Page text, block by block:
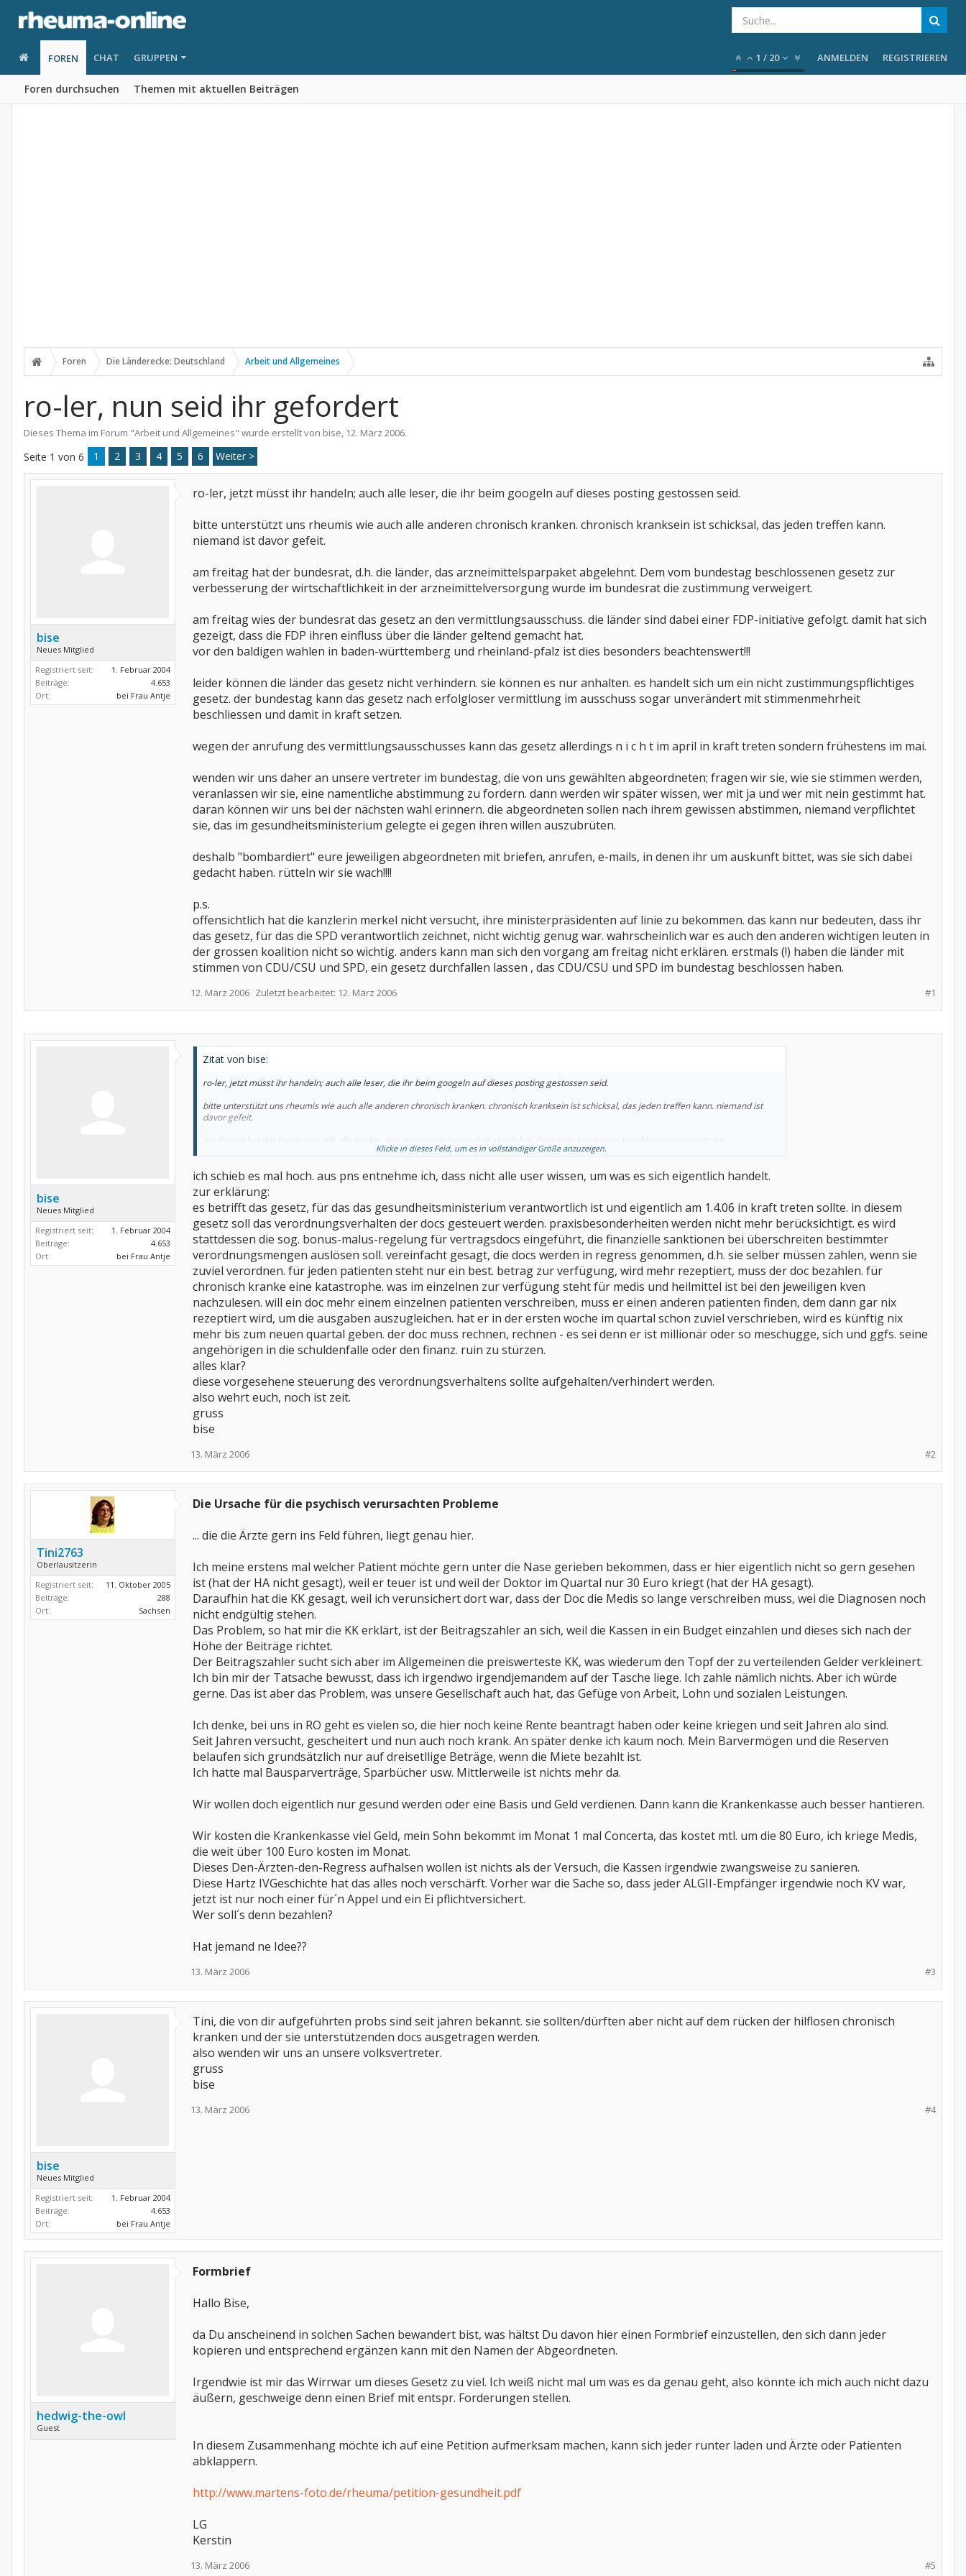
FOREN
Foren durchsuchen Themen mit aktuellen Beiträgen
CHAT GRUPPEN 1 / 20 ANMELDEN REGISTRIEREN
Foren Die Länderecke: Deutschland Arbeit und Allgemeines
ro-ler, nun seid ihr gefordert
Dieses Thema im Forum "Arbeit und Allgemeines" wurde erstellt von bise, 12. März 2006.
Seite 1 von 6 1 2 3 4 5 6 Weiter >
bise
Neues Mitglied
Registriert seit:
1. Februar 2004
Beiträge:
4.653
Ort:
bei Frau Antje
ro-ler, jetzt müsst ihr handeln; auch alle leser, die ihr beim googeln auf dieses posting gestossen seid.
bitte unterstützt uns rheumis wie auch alle anderen chronisch kranken. chronisch kranksein ist schicksal, das jeden treffen kann.
niemand ist davor gefeit.
am freitag hat der bundesrat, d.h. die länder, das arzneimittelsparpaket abgelehnt. Dem vom bundestag beschlossenen gesetz zur
verbesserung der wirtschaftlichkeit in der arzneimittelversorgung wurde im bundesrat die zustimmung verweigert.
am freitag wies der bundesrat das gesetz an den vermittlungsausschuss. die länder sind dabei einer FDP-initiative gefolgt. damit hat sich
gezeigt, dass die FDP ihren einfluss über die länder geltend gemacht hat.
vor den baldigen wahlen in baden-württemberg und rheinland-pfalz ist dies besonders beachtenswert!!!
leider können die länder das gesetz nicht verhindern. sie können es nur anhalten. es handelt sich um ein nicht zustimmungspflichtiges
gesetz. der bundestag kann das gesetz nach erfolgloser vermittlung im ausschuss sogar unverändert mit stimmenmehrheit
beschliessen und damit in kraft setzen.
wegen der anrufung des vermittlungsausschusses kann das gesetz allerdings n i c h t im april in kraft treten sondern frühestens im mai.
wenden wir uns daher an unsere vertreter im bundestag, die von uns gewählten abgeordneten; fragen wir sie, wie sie stimmen werden,
veranlassen wir sie, eine namentliche abstimmung zu fordern. dann werden wir später wissen, wer mit ja und wer mit nein gestimmt hat.
daran können wir uns bei der nächsten wahl erinnern. die abgeordneten sollen nach ihrem gewissen abstimmen, niemand verpflichtet
sie, das im gesundheitsministerium gelegte ei gegen ihren willen auszubrüten.
deshalb "bombardiert" eure jeweiligen abgeordneten mit briefen, anrufen, e-mails, in denen ihr um auskunft bittet, was sie sich dabei
gedacht haben. rütteln wir sie wach!!!!
p.s.
offensichtlich hat die kanzlerin merkel nicht versucht, ihre ministerpräsidenten auf linie zu bekommen. das kann nur bedeuten, dass ihr
das gesetz, für das die SPD verantwortlich zeichnet, nicht wichtig genug war. wahrscheinlich war es auch den anderen wichtigen leuten in
der grossen koalition nicht so wichtig. anders kann man sich den vorgang am freitag nicht erklären. erstmals (!) haben die länder mit
stimmen von CDU/CSU und SPD, ein gesetz durchfallen lassen , das CDU/CSU und SPD im bundestag beschlossen haben.
#1
12. März 2006 Zuletzt bearbeitet: 12. März 2006
bise
Neues Mitglied
Registriert seit:
1. Februar 2004
Beiträge:
4.653
Ort:
bei Frau Antje
Zitat von bise:
ro-ler, jetzt müsst ihr handeln; auch alle leser, die ihr beim googeln auf dieses posting gestossen seid.
bitte unterstützt uns rheumis wie auch alle anderen chronisch kranken. chronisch kranksein ist schicksal, das jeden treffen kann. niemand ist
davor gefeit.
am freitag hat der bundesrat, d.h. die länder, das arzneimittelsparpaket abgelehnt. Dem vom bundestag beschlossenen gesetz zur
verbesserung der wirtschaftlichkeit in der arzneimittelversorgung wurde im bundesrat die zustimmung verweigert.
am freitag wies der bundesrat das gesetz an den vermittlungsausschuss. die länder sind dabei einer FDP-initiative gefolgt. damit hat sich
gezeigt, dass die FDP ihren einfluss über die länder geltend gemacht hat.
vor den baldigen wahlen in baden-württemberg und rheinland-pfalz ist dies besonders beachtenswert!!!
leider können die länder das gesetz nicht verhindern. sie können es nur anhalten. es handelt sich um ein nicht zustimmungspflichtiges gesetz.
der bundestag kann das gesetz nach erfolgloser vermittlung im ausschuss sogar unverändert mit stimmenmehrheit beschliessen und damit in
kraft setzen.
wegen der anrufung des vermittlungsausschusses kann das gesetz allerdings n i c h t im april in kraft treten sondern frühestens im mai.
wenden wir uns daher an unsere vertreter im bundestag, die von uns gewählten abgeordneten; fragen wir sie, wie sie stimmen werden,
veranlassen wir sie, eine namentliche abstimmung zu fordern. dann werden wir später wissen, wer mit ja und wer mit nein gestimmt hat. daran
können wir uns bei der nächsten wahl erinnern. die abgeordneten sollen nach ihrem gewissen abstimmen, niemand verpflichtet sie, das im
gesundheitsministerium gelegte ei gegen ihren willen auszubrüten.
deshalb "bombardiert" eure jeweiligen abgeordneten mit briefen, anrufen, e-mails, in denen ihr um auskunft bittet, was sie sich dabei gedacht
haben. rütteln wir sie wach!!!!
p.s.
offensichtlich hat die kanzlerin merkel nicht versucht, ihre ministerpräsidenten auf linie zu bekommen. das kann nur bedeuten, dass ihr das
gesetz, für das die SPD verantwortlich zeichnet, nicht wichtig genug war. wahrscheinlich war es auch den anderen wichtigen leuten in der
grossen koalition nicht so wichtig. anders kann man sich den vorgang am freitag nicht erklären. erstmals (!) haben die länder mit stimmen von
CDU/CSU und SPD, ein gesetz durchfallen lassen , das CDU/CSU und SPD im bundestag beschlossen haben.
Klicke in dieses Feld, um es in vollständiger Größe anzuzeigen.
ich schieb es mal hoch. aus pns entnehme ich, dass nicht alle user wissen, um was es sich eigentlich handelt.
zur erklärung:
es betrifft das gesetz, für das das gesundheitsministerium verantwortlich ist und eigentlich am 1.4.06 in kraft treten sollte. in diesem
gesetz soll das verordnungsverhalten der docs gesteuert werden. praxisbesonderheiten werden nicht mehr berücksichtigt. es wird
stattdessen die sog. bonus-malus-regelung für vertragsdocs eingeführt, die finanzielle sanktionen bei überschreiten bestimmter
verordnungsmengen auslösen soll. vereinfacht gesagt, die docs werden in regress genommen, d.h. sie selber müssen zahlen, wenn sie
zuviel verordnen. für jeden patienten steht nur ein best. betrag zur verfügung, wird mehr rezeptiert, muss der doc bezahlen. für
chronisch kranke eine katastrophe. was im einzelnen zur verfügung steht für medis und heilmittel ist bei den jeweiligen kven
nachzulesen. will ein doc mehr einem einzelnen patienten verschreiben, muss er einen anderen patienten finden, dem dann gar nix
rezeptiert wird, um die ausgaben auszugleichen. hat er in der ersten woche im quartal schon zuviel verschrieben, wird es künftig nix
mehr bis zum neuen quartal geben. der doc muss rechnen, rechnen - es sei denn er ist millionär oder so meschugge, sich und ggfs. seine
angehörigen in die schuldenfalle oder den finanz. ruin zu stürzen.
alles klar?
diese vorgesehene steuerung des verordnungsverhaltens sollte aufgehalten/verhindert werden.
also wehrt euch, noch ist zeit.
gruss
bise
#2
13. März 2006
Tini2763
Oberlausitzerin
Registriert seit:
11. Oktober 2005
Beiträge:
288
Ort:
Sachsen
Die Ursache für die psychisch verursachten Probleme
... die die Ärzte gern ins Feld führen, liegt genau hier.
Ich meine erstens mal welcher Patient möchte gern unter die Nase gerieben bekommen, dass er hier eigentlich nicht so gern gesehen
ist (hat der HA nicht gesagt), weil er teuer ist und weil der Doktor im Quartal nur 30 Euro kriegt (hat der HA gesagt).
Daraufhin hat die KK gesagt, weil ich verunsichert dort war, dass der Doc die Medis so lange verschreiben muss, wei die Diagnosen noch
nicht endgültig stehen.
Das Problem, so hat mir die KK erklärt, ist der Beitragszahler an sich, weil die Kassen in ein Budget einzahlen und dieses sich nach der
Höhe der Beiträge richtet.
Der Beitragszahler sucht sich aber im Allgemeinen die preiswerteste KK, was wiederum den Topf der zu verteilenden Gelder verkleinert.
Ich bin mir der Tatsache bewusst, dass ich irgendwo irgendjemandem auf der Tasche liege. Ich zahle nämlich nichts. Aber ich würde
gerne. Das ist aber das Problem, was unsere Gesellschaft auch hat, das Gefüge von Arbeit, Lohn und sozialen Leistungen.
Ich denke, bei uns in RO geht es vielen so, die hier noch keine Rente beantragt haben oder keine kriegen und seit Jahren alo sind.
Seit Jahren versucht, gescheitert und nun auch noch krank. An später denke ich kaum noch. Mein Barvermögen und die Reserven
belaufen sich grundsätzlich nur auf dreisetllige Beträge, wenn die Miete bezahlt ist.
Ich hatte mal Bausparverträge, Sparbücher usw. Mittlerweile ist nichts mehr da.
Wir wollen doch eigentlich nur gesund werden oder eine Basis und Geld verdienen. Dann kann die Krankenkasse auch besser hantieren.
Wir kosten die Krankenkasse viel Geld, mein Sohn bekommt im Monat 1 mal Concerta, das kostet mtl. um die 80 Euro, ich kriege Medis,
die weit über 100 Euro kosten im Monat.
Dieses Den-Ärzten-den-Regress aufhalsen wollen ist nichts als der Versuch, die Kassen irgendwie zwangsweise zu sanieren.
Diese Hartz IVGeschichte hat das alles noch verschärft. Vorher war die Sache so, dass jeder ALGII-Empfänger irgendwie noch KV war,
jetzt ist nur noch einer für´n Appel und ein Ei pflichtversichert.
Wer soll´s denn bezahlen?
Hat jemand ne Idee??
#3
13. März 2006
bise
Neues Mitglied
Registriert seit:
1. Februar 2004
Beiträge:
4.653
Ort:
bei Frau Antje
Tini, die von dir aufgeführten probs sind seit jahren bekannt. sie sollten/dürften aber nicht auf dem rücken der hilflosen chronisch
kranken und der sie unterstützenden docs ausgetragen werden.
also wenden wir uns an unsere volksvertreter.
gruss
bise
#4
13. März 2006
hedwig-the-owl
Guest
Formbrief
Hallo Bise,
da Du anscheinend in solchen Sachen bewandert bist, was hältst Du davon hier einen Formbrief einzustellen, den sich dann jeder
kopieren und entsprechend ergänzen kann mit den Namen der Abgeordneten.
Irgendwie ist mir das Wirrwar um dieses Gesetz zu viel. Ich weiß nicht mal um was es da genau geht, also könnte ich mich auch nicht dazu
äußern, geschweige denn einen Brief mit entspr. Forderungen stellen.
In diesem Zusammenhang möchte ich auf eine Petition aufmerksam machen, kann sich jeder runter laden und Ärzte oder Patienten
abklappern.
http://www.martens-foto.de/rheuma/petition-gesundheit.pdf
LG
Kerstin
#5
13. März 2006